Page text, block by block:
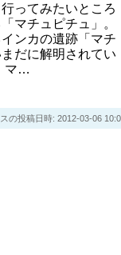
ってみたいところ
マチュピチュ」。
ンカの遺跡「マチ
だに解明されてい
マ…
の投稿日時: 2012-03-06